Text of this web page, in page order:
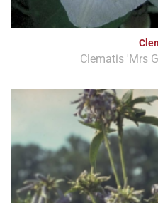
Clematis 'Mrs